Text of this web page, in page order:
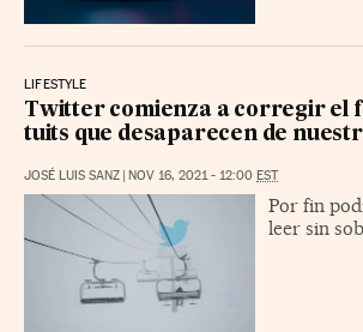
LIFESTYLE
Twitter comienza a corregir el
tuits que desaparecen de
JOSÉ LUIS SANZ NOV 16, 2021 - 12:00 EST
Por fin
leer sin